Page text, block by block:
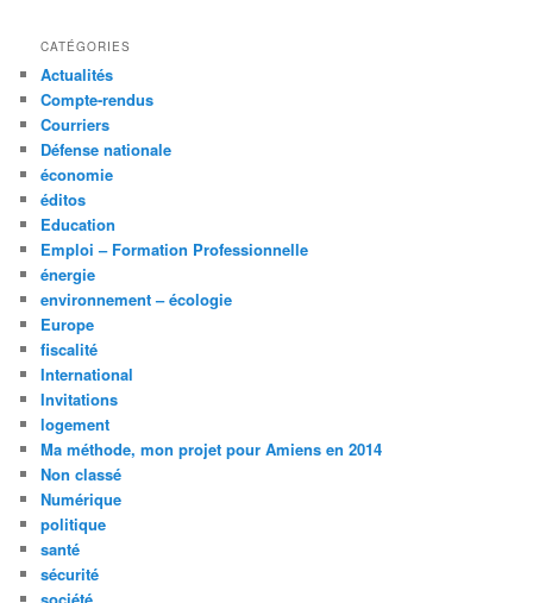
CATÉGORIES
Actualités
Compte-rendus
Courriers
Défense nationale
économie
éditos
Education
Emploi – Formation Professionnelle
énergie
environnement – écologie
Europe
fiscalité
International
Invitations
logement
Ma méthode, mon projet pour Amiens en 2014
Non classé
Numérique
politique
santé
sécurité